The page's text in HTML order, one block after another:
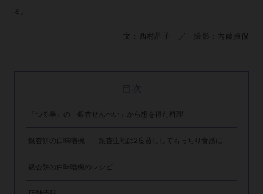
る。
文：西村晶子 ／ 撮影：内藤貞保
『つる幸』の「銀杏せんべい」から想を得た料理
銀杏餅の白味噌椀——銀杏生地は2度蒸ししてもっちり食感に
銀杏餅の白味噌椀のレシピ